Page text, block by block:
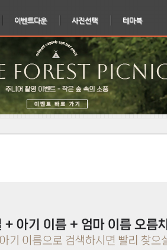
이벤트다운 사진선택 테마북